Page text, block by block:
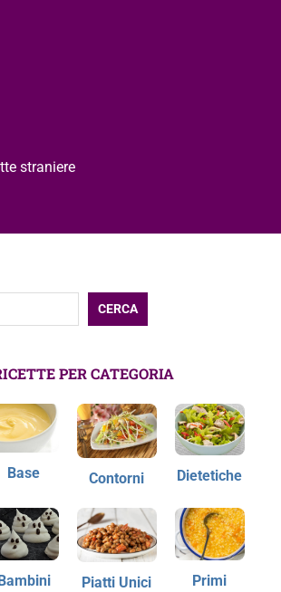
straniere
CERCA
PER CATEGORIA
Base Contorni Dietetiche
Piatti Unici Primi